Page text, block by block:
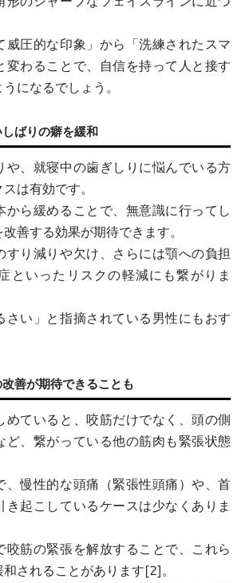
威圧的な印象」から「洗練されたスマ
変わることで、自信を持って人と接す
になるでしょう。
ばりの癖を緩和
や、就寝中の歯ぎしりに悩んでいる方
は有効です。
から緩めることで、無意識に行ってし
善する効果が期待できます。
すり減りや欠け、さらには顎への負担
といったリスクの軽減にも繋がりま
さい」と指摘されている男性にもおす
善が期待できることも
めていると、咬筋だけでなく、頭の側
ど、繋がっている他の筋肉も緊張状態
、慢性的な頭痛（緊張性頭痛）や、首
き起こしているケースは少なくありま
咬筋の緊張を解放することで、これら
されることがあります[2]。